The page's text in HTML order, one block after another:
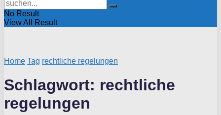
No Result
View All Result
Home Tag rechtliche regelungen
Schlagwort: rechtliche
regelungen